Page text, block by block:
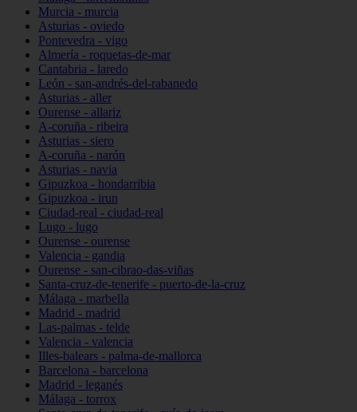
Murcia - murcia
Asturias - oviedo
Pontevedra - vigo
Almería - roquetas-de-mar
Cantabria - laredo
León - san-andrés-del-rabanedo
Asturias - aller
Ourense - allariz
A-coruña - ribeira
Asturias - siero
A-coruña - narón
Asturias - navia
Gipuzkoa - hondarribia
Gipuzkoa - irun
Ciudad-real - ciudad-real
Lugo - lugo
Ourense - ourense
Valencia - gandia
Ourense - san-cibrao-das-viñas
Santa-cruz-de-tenerife - puerto-de-la-cruz
Málaga - marbella
Madrid - madrid
Las-palmas - telde
Valencia - valencia
Illes-balears - palma-de-mallorca
Barcelona - barcelona
Madrid - leganés
Málaga - torrox